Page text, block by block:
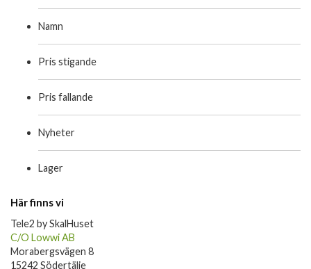
Namn
Pris stigande
Pris fallande
Nyheter
Lager
Här finns vi
Tele2 by SkalHuset
C/O Lowwi AB
Morabergsvägen 8
15242 Södertälje